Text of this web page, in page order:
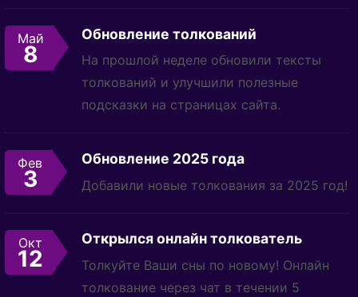
Май
8
Обновление толкований
На прошлой неделе обновили тексты
толкований и улучшили полезные
подсказки на страницах сайта.
Фев
3
Обновление 2025 года
Добавили новые толкования за 2025 год!
Окт
12
Открылся онлайн толкователь
Толкуйте Ваши сны по новому! Онлайн
толкование через чат в течении 5